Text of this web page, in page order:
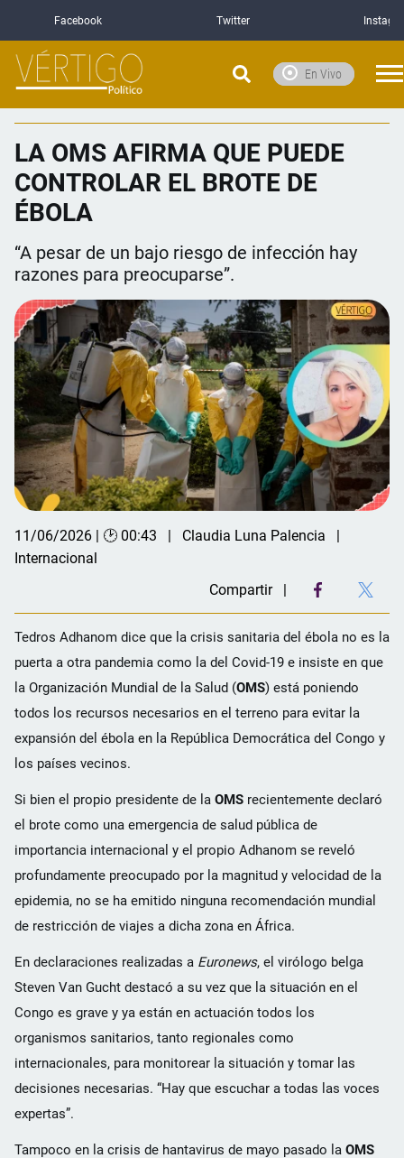
Facebook Twitter
En Vivo
LA OMS AFIRMA QUE PUEDE
CONTROLAR EL BROTE DE
ÉBOLA
“A pesar de un bajo riesgo de infección hay
razones para preocuparse”.
11/06/2026 | 🕑 00:43
Claudia Luna Palencia
Internacional
Compartir
Tedros Adhanom dice que la crisis sanitaria del ébola no es la
puerta a otra pandemia como la del Covid-19 e insiste en que
la Organización Mundial de la Salud (OMS) está poniendo
todos los recursos necesarios en el terreno para evitar la
expansión del ébola en la República Democrática del Congo y
los países vecinos.
Si bien el propio presidente de la OMS recientemente declaró
el brote como una emergencia de salud pública de
importancia internacional y el propio Adhanom se reveló
profundamente preocupado por la magnitud y velocidad de la
epidemia, no se ha emitido ninguna recomendación mundial
de restricción de viajes a dicha zona en África.
En declaraciones realizadas a Euronews, el virólogo belga
Steven Van Gucht destacó a su vez que la situación en el
Congo es grave y ya están en actuación todos los
organismos sanitarios, tanto regionales como
internacionales, para monitorear la situación y tomar las
decisiones necesarias. “Hay que escuchar a todas las voces
expertas”.
Tampoco en la crisis de hantavirus de mayo pasado la OMS